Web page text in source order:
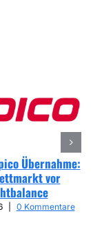
Übernahme:
vor
0 Kommentare